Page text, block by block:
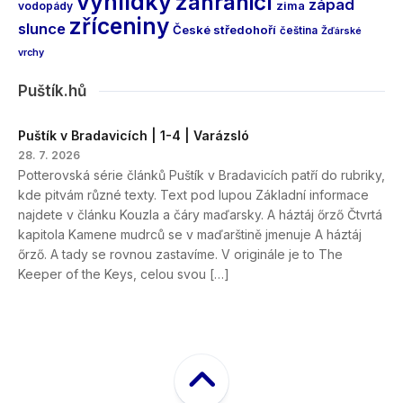
vodopády zima západ
slunce zříceniny České středohoří čeština Žďárské
vrchy
Puštík.hů
Puštík v Bradavicích | 1-4 | Varázsló
28. 7. 2026
Potterovská série článků Puštík v Bradavicích patří do rubriky,
kde pitvám různé texty. Text pod lupou Základní informace
najdete v článku Kouzla a čáry maďarsky. A háztáj őrző Čtvrtá
kapitola Kamene mudrců se v maďarštině jmenuje A háztáj
őrző. A tady se rovnou zastavíme. V originále je to The
Keeper of the Keys, celou svou […]